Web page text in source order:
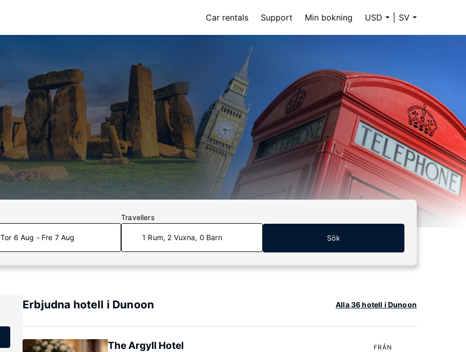
Car rentals Support Min bokning USD SV
Tor 6 Aug - Fre 7 Aug
Travellers
1 Rum, 2 Vuxna, 0 Barn Sök
Erbjudna hotell i Dunoon Alla 36 hotell i Dunoon
The Argyll Hotel FRÅN